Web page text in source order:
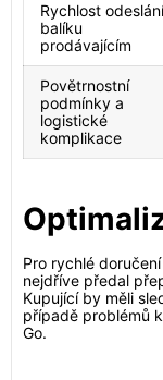
Rychlost odeslání
balíku
prodávajícím
Povětrnostní
podmínky a
logistické
komplikace
Pro rychlé
nejdříve předal
Kupující by měli
případě problémů
Go.